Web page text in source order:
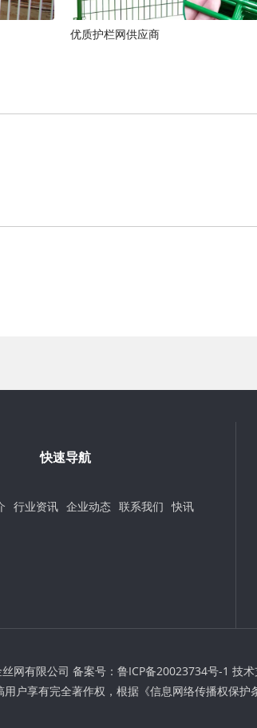
优质护栏网供应商
快速导航
行业资讯 企业动态 联系我们 快讯
网有限公司 备案号： 鲁ICP备20023734号-1 技术
户享有完全著作权，根据《信息网络传播权保护